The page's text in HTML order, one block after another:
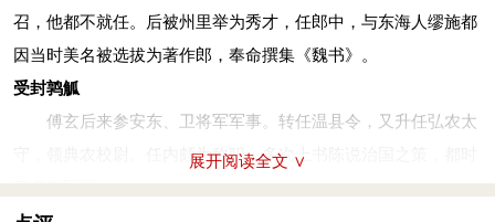
召，他都不就任。后被州里举为秀才，任郎中，与东海人缪施都
因当时美名被选拔为著作郎，奉命撰集《魏书》。
受封鹑觚
傅玄后来参安东、卫将军军事。转任温县令，又升任弘农太
守，领典农校尉。任内颇为称职，多次上书陈说治国之策，都时
展开阅读全文 ∨